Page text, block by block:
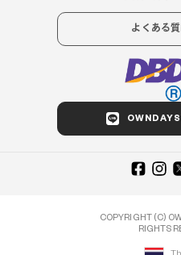
よくある
COPYRIGHT (C)
RIGHTS